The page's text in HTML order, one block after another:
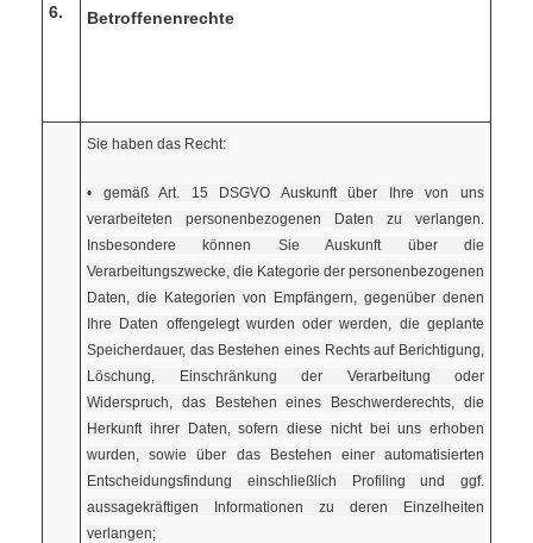
6. Betroffenenrechte
Sie haben das Recht:
• gemäß Art. 15 DSGVO Auskunft über Ihre von uns
verarbeiteten personenbezogenen Daten zu verlangen.
Insbesondere können Sie Auskunft über die
Verarbeitungszwecke, die Kategorie der personenbezogenen
Daten, die Kategorien von Empfängern, gegenüber denen
Ihre Daten offengelegt wurden oder werden, die geplante
Speicherdauer, das Bestehen eines Rechts auf Berichtigung,
Löschung, Einschränkung der Verarbeitung oder
Widerspruch, das Bestehen eines Beschwerderechts, die
Herkunft ihrer Daten, sofern diese nicht bei uns erhoben
wurden, sowie über das Bestehen einer automatisierten
Entscheidungsfindung einschließlich Profiling und ggf.
aussagekräftigen Informationen zu deren Einzelheiten
verlangen;